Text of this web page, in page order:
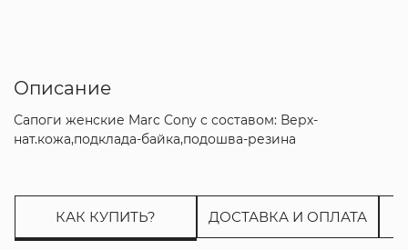
Описание
Сапоги женские Marc Cony с составом: Верх-
нат.кожа,подклада-байка,подошва-резина
КАК КУПИТЬ? ДОСТАВКА И ОПЛАТА